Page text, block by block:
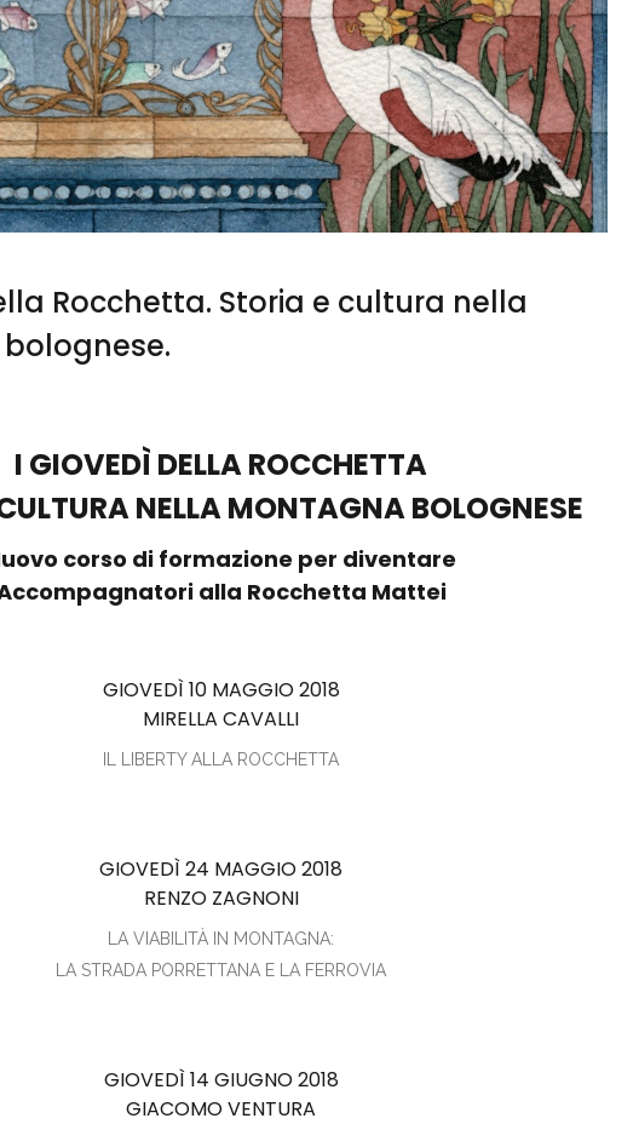
Rocchetta. Storia e cultura nella
I GIOVEDÌ DELLA ROCCHETTA
NELLA MONTAGNA BOLOGNESE
corso di formazione per diventare
alla Rocchetta Mattei
GIOVEDÌ 10 MAGGIO 2018
MIRELLA CAVALLI
IL LIBERTY ALLA ROCCHETTA
GIOVEDÌ 24 MAGGIO 2018
RENZO ZAGNONI
LA VIABILITÀ IN MONTAGNA:
LA STRADA PORRETTANA E LA FERROVIA
GIOVEDÌ 14 GIUGNO 2018
GIACOMO VENTURA